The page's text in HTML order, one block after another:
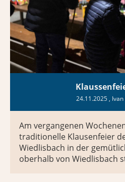
24.11.2025 ,
Am vergangenen
traditionelle Klausenfeier
Wiedlisbach in der
oberhalb von Wiedlisbach